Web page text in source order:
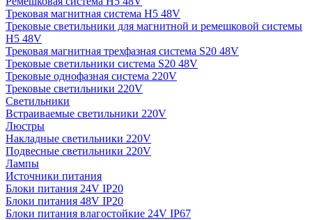
Трековая магнитная система H5 48V
Трековые светильники для магнитной и ремешковой системы
H5 48V
Трековая магнитная трехфазная система S20 48V
Трековые светильники система S20 48V
Трековые однофазная система 220V
Трековые светильники 220V
Светильники
Встраиваемые светильники 220V
Люстры
Накладные светильники 220V
Подвесные светильники 220V
Лампы
Источники питания
Блоки питания 24V IP20
Блоки питания 48V IP20
Блоки питания влагостойкие 24V IP67